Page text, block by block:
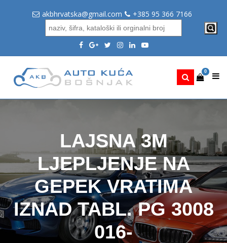
akbhrvatska@gmail.com +385 95 366 7166
0
LAJSNA 3M
LJEPLJENJE NA
GEPEK VRATIMA
IZNAD TABL. PG 3008
016-